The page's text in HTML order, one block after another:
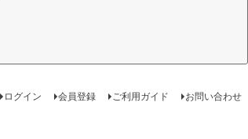
ログイン 会員登録 ご利用ガイド お問い合わせ